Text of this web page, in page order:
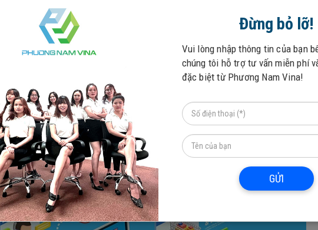
biên giới để kết nối mọi người lại với nhau một cách dễ dàng. Đây
hàng của mình mà không bị giới hạn trong phạm vi một khu vực
có nhu cầu tìm hiểu về sản phẩm và có kết nối mạng Internet là họ sẽ
hề có trang Web nên họ chỉ có thể bán hàng trong một khung thời
khiến khách hàng của họ gặp trở ngại trong việc mua sắm quần áo.
thì sẽ giúp khách hàng có thể mua sắm lúc nào tùy thích, dù cho đó
bán hàngkhác phải kể đến đó là số lượng sản phẩm được đưa lên
sản phẩm thì cứ việc trưng bày lên trang web để khách hàng có thể
Đừng bỏ lỡ!
Vui lòng nhập thông tin của bạn
chúng tôi hỗ trợ tư vấn miễn phí
đặc biệt từ Phương Nam Vina!
GỬI